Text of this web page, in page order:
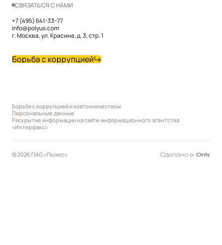
СВЯЗАТЬСЯ С НАМИ
+7 (495) 641-33-77
info@polyus.com
г. Москва, ул. Красина, д. 3, стр. 1
Борьба с коррупцией
Борьба с коррупцией и взяточничеством
Персональные данные
Раскрытие информации на сайте информационного агентства
«Интерфакс»
© 2026 ПАО «Полюс»